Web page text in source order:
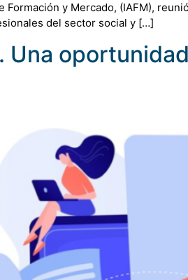
Formación y Mercado, (IAFM),
del sector social y […]
Una